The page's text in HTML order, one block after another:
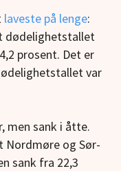
laveste på lenge:
dødelighetstallet
prosent. Det er
var
men sank i åtte.
Nordmøre og Sør-
sank fra 22,3